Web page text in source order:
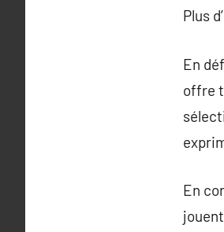
Plus
En
offre
En